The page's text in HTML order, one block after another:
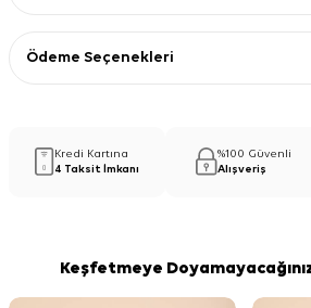
Ödeme Seçenekleri
Kredi Kartına
4 Taksit İmkanı
%100 Güvenli
Alışveriş
Keşfetmeye